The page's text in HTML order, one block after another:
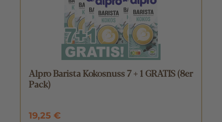
Alpro Barista Kokosnuss 7 + 1 GRATIS (8er
Pack)
19,25 €